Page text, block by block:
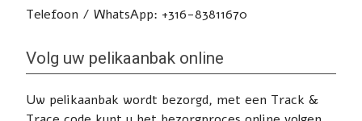
Telefoon / WhatsApp: +316-83811670
Volg uw pelikaanbak online
Uw pelikaanbak wordt bezorgd, met een Track &